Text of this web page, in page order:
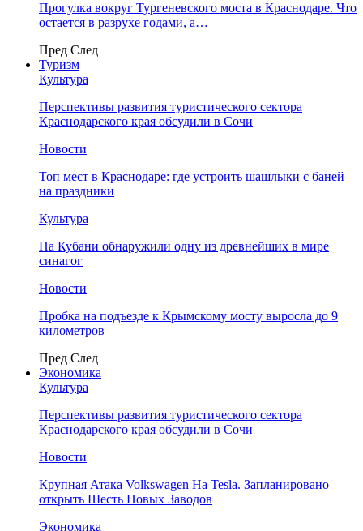
Прогулка вокруг Тургеневского моста в Краснодаре. Что
остается в разрухе годами, а…
Пред След
Туризм
Культура
Перспективы развития туристического сектора
Краснодарского края обсудили в Сочи
Новости
Топ мест в Краснодаре: где устроить шашлыки с баней
на праздники
Культура
На Кубани обнаружили одну из древнейших в мире
синагог
Новости
Пробка на подъезде к Крымскому мосту выросла до 9
километров
Пред След
Экономика
Культура
Перспективы развития туристического сектора
Краснодарского края обсудили в Сочи
Новости
Крупная Атака Volkswagen На Tesla. Запланировано
открыть Шесть Новых Заводов
Экономика